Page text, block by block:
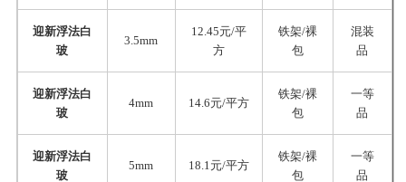
迎新浮法白
玻
3.5mm
12.45元/平
方
铁架/裸
包
混装
品
迎新浮法白
玻
4mm 14.6元/平方
铁架/裸
包
一等
品
迎新浮法白
玻
5mm 18.1元/平方
铁架/裸
包
一等
品